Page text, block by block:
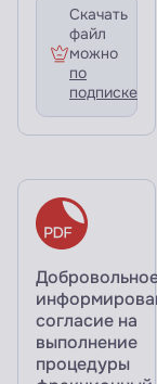
Скачать
файл
можно
по
подписке
согласие на
выполнение
процедуры